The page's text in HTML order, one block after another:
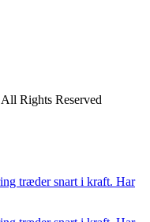
Rights Reserved
træder snart i kraft. Har